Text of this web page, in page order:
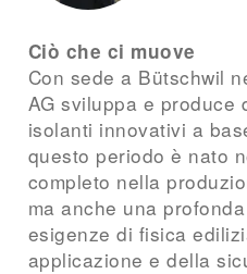
Ciò che ci muove
Con sede a Bütschwil
AG sviluppa e produce
isolanti innovativi a
questo periodo è nato
completo nella
ma anche una
esigenze di fisica
applicazione e della